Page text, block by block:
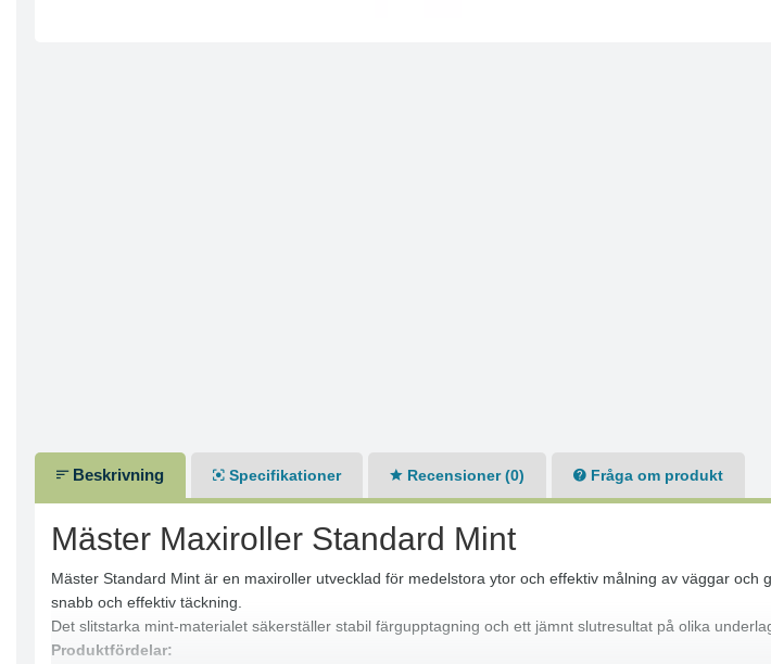
Beskrivning Specifikationer Recensioner (0) Fråga om produkt
Mäster Maxiroller Standard Mint
Mäster Standard Mint är en maxiroller utvecklad för medelstora ytor och effektiv målning av väggar
snabb och effektiv täckning.
Det slitstarka mint-materialet säkerställer stabil färgupptagning och ett jämnt slutresultat på olika
Produktfördelar: